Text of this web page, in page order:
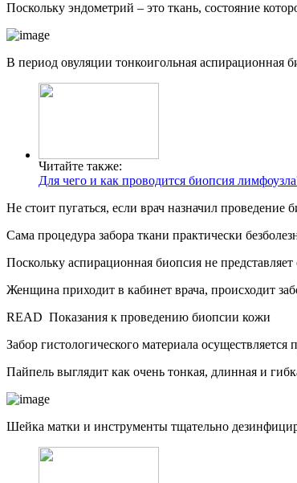
Поскольку эндометрий – это ткань, состояние
В период овуляции тонкоигольная аспирационная
Читайте также:
Для чего и как проводится биопсия
Не стоит пугаться, если врач назначил
Сама процедура забора ткани практически
Поскольку аспирационная биопсия не
Женщина приходит в кабинет врача, происходит
READ Показания к проведению биопсии кожи
Забор гистологического материала
Пайпель выглядит как очень тонкая, длинная и
Шейка матки и инструменты тщательно